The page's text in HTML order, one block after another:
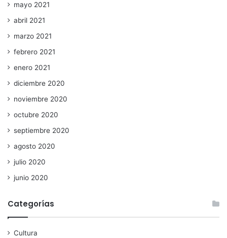
mayo 2021
abril 2021
marzo 2021
febrero 2021
enero 2021
diciembre 2020
noviembre 2020
octubre 2020
septiembre 2020
agosto 2020
julio 2020
junio 2020
Categorías
Cultura